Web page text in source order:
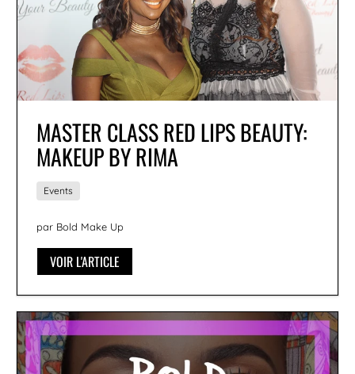
MASTER CLASS RED LIPS BEAUTY:
MAKEUP BY RIMA
Events
par Bold Make Up
VOIR L'ARTICLE